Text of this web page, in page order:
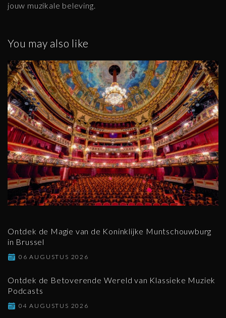
jouw muzikale beleving.
You may also like
Ontdek de Magie van de Koninklijke Muntschouwburg
in Brussel
06 AUGUSTUS 2026
Ontdek de Betoverende Wereld van Klassieke Muziek
Podcasts
04 AUGUSTUS 2026